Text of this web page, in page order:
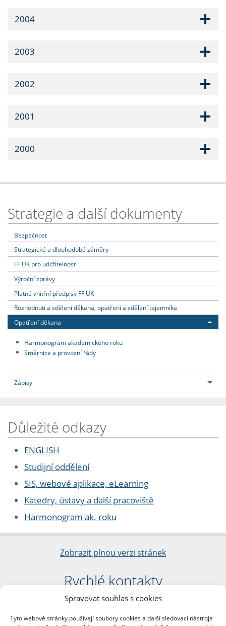
Spravovat souhlas s cookies
Tyto webové stránky používají soubory cookies a další sledovací nástroje
2004
2003
2002
2001
2000
Strategie a další dokumenty
Bezpečnost
Strategické a dlouhodobé záměry
FF UK pro udržitelnost
Výroční zprávy
Platné vnitřní předpisy FF UK
Rozhodnutí a sdělení děkana, opatření a sdělení tajemníka
Opatření děkana
Harmonogram akademického roku
Směrnice a provozní řády
Zápisy
Důležité odkazy
ENGLISH
Studijní oddělení
SIS, webové aplikace, eLearning
Katedry, ústavy a další pracoviště
Harmonogram ak. roku
Zobrazit plnou verzi stránek
Rychlé kontakty
Filozofická fakulta
nám. Jana Palacha 1/2